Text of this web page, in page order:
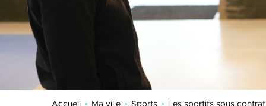
Accueil Ma ville Sports Les sportifs sous